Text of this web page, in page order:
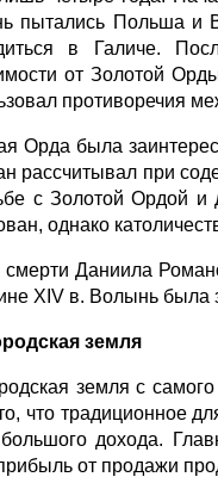
пытались Польша и
в Галиче.
от Золотой
противоречия
Орда была
рассчитывал при
с Золотой Ордой и
однако
Даниила
XIV в. Волынь была
земля
земля с
что традиционное
большого дохода.
от продажи